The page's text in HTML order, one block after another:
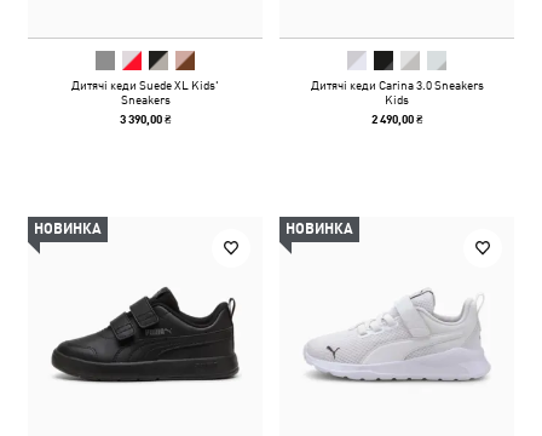
Дитячі кеди Suede XL Kids'
Sneakers
3 390,00 ₴
Дитячі кеди Carina 3.0 Sneakers
Kids
2 490,00 ₴
НОВИНКА НОВИНКА